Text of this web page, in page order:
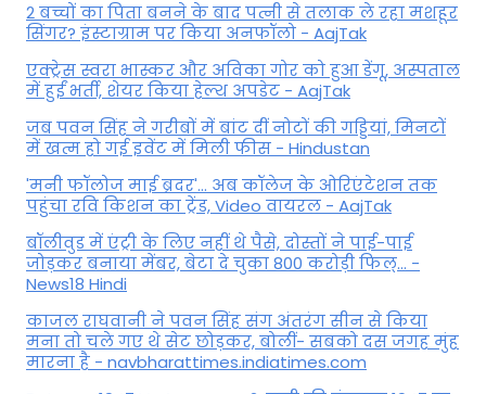
2 बच्चों का पिता बनने के बाद पत्नी से तलाक ले रहा मशहूर
सिंगर? इंस्टाग्राम पर किया अनफॉलो - AajTak
एक्ट्रेस स्वरा भास्कर और अविका गोर को हुआ डेंगू, अस्पताल
में हुईं भर्ती, शेयर किया हेल्थ अपडेट - AajTak
जब पवन सिंह ने गरीबों में बांट दीं नोटों की गड्डियां, मिनटों
में खत्म हो गई इवेंट में मिली फीस - Hindustan
'मनी फॉलोज माई ब्रदर'... अब कॉलेज के ओरिएंटेशन तक
पहुंचा रवि किशन का ट्रेंड, Video वायरल - AajTak
बॉलीवुड में एंट्री के लिए नहीं थे पैसे, दोस्तों ने पाई-पाई
जोड़कर बनाया मेंबर, बेटा दे चुका 800 करोड़ी फिल्... -
News18 Hindi
काजल राघवानी ने पवन सिंह संग अंतरंग सीन से किया
मना तो चले गए थे सेट छोड़कर, बोलीं- सबको दस जगह मुंह
मारना है - navbharattimes.indiatimes.com